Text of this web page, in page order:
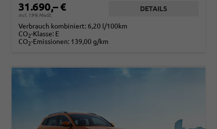
31.690,– €
incl. 19% MwSt.
DETAILS
Verbrauch kombiniert: 6,20 l/100km
CO2-Klasse: E
CO2-Emissionen: 139,00 g/km